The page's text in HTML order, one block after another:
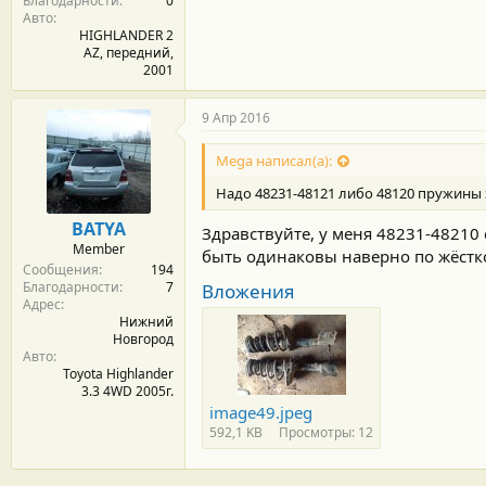
Авто
HIGHLANDER 2
AZ, передний,
2001
BATYA
Member
Сообщения
194
Благодарности
7
Адрес
Нижний
Новгород
Авто
Toyota Highlander
3.3 4WD 2005г.
9 Апр 2016
Mega написал(а):
Надо 48231-48121 либо 48120 пружины
Здравствуйте, у меня 48231-
быть одинаковы наверно по
Вложения
image49.jpeg
592,1 KB Просмотры: 12